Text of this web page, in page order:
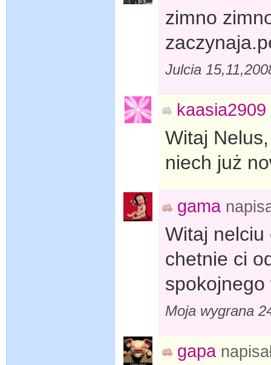
zimno
Julcia
kaasia2909
Witaj
niech już
gama
Witaj nelciu
chetnie ci
Moja wygrana
gapa